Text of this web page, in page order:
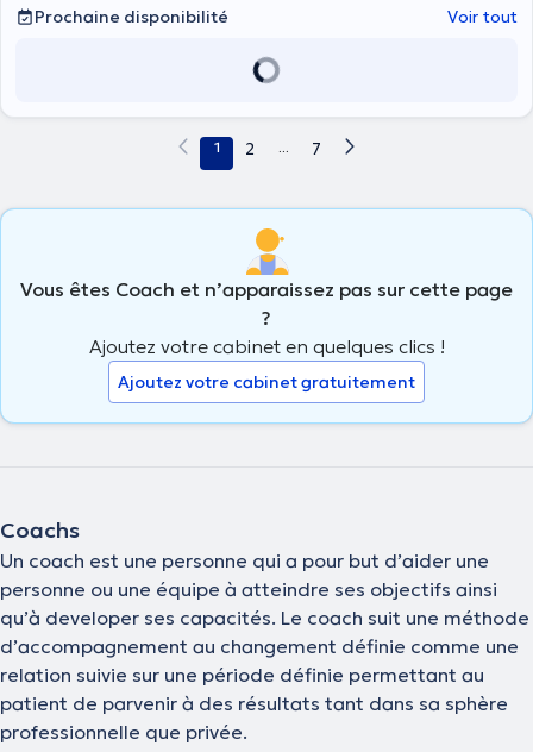
Prochaine disponibilité
Voir tout
1 2 ... 7
Vous êtes Coach et n’apparaissez pas sur cette page
?
Ajoutez votre cabinet en quelques clics !
Ajoutez votre cabinet gratuitement
Coachs
Un coach est une personne qui a pour but d’aider une
personne ou une équipe à atteindre ses objectifs ainsi
qu’à developer ses capacités. Le coach suit une méthode
d’accompagnement au changement définie comme une
relation suivie sur une période définie permettant au
patient de parvenir à des résultats tant dans sa sphère
professionnelle que privée.